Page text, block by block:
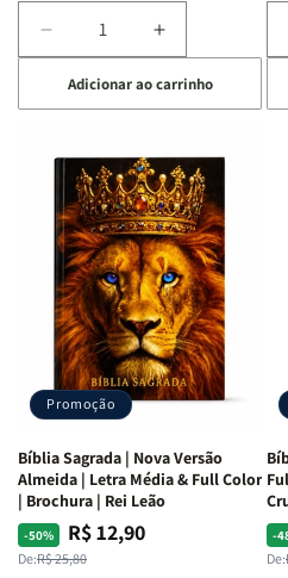
Diminuir
a
quantidade
de
com
Mulheres
da
Bíblia
Isabelle
S.
Alves
Aumentar
a
quantidade
de
com
as
Mulheres
da
Bíblia
|
Isabelle
S.
Alves
Adicionar ao carrinho
Promoção
Bíblia Sagrada | Nova Versão
Almeida | Letra Média & Full Color
| Brochura | Rei Leão
-50%
Preço
normal
De:R$ 25,80
Preço
promocional
R$ 12,90 -
De: